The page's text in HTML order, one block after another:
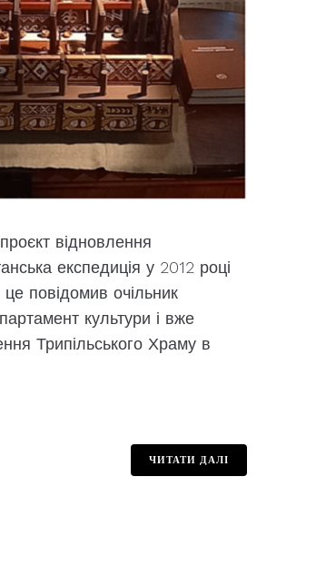
відновлення
експедиція у 2012 році
повідомив очільник
культури і вже
Трипільського Храму в
ЧИТАТИ ДАЛІ